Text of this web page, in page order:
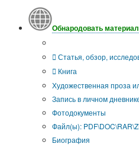
Обнародовать
Статья, обзор,
Книга
Художественная проза
Запись в личном
Фотодокументы
Файл(ы):
Биография